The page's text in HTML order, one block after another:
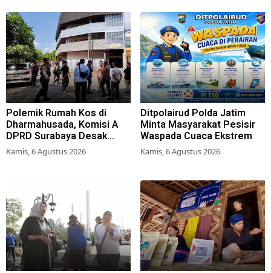
Polemik Rumah Kos di
Dharmahusada, Komisi A
DPRD Surabaya Desak
Pemkot Terbitkan Perwali
Perda Hunian Layak
Kamis, 6 Agustus 2026
Ditpolairud Polda Jatim
Minta Masyarakat Pesisir
Waspada Cuaca Ekstrem
Kamis, 6 Agustus 2026